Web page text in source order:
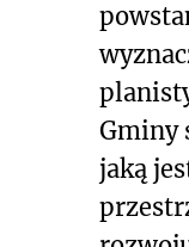
Gminy
jaką